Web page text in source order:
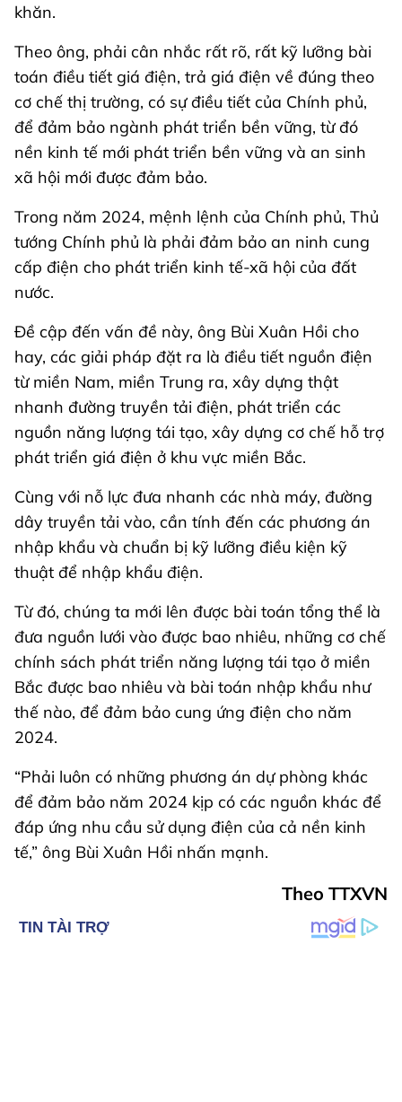
khăn.
Theo ông, phải cân nhắc rất rõ, rất kỹ lưỡng bài
toán điều tiết giá điện, trả giá điện về đúng theo
cơ chế thị trường, có sự điều tiết của Chính phủ,
để đảm bảo ngành phát triển bền vững, từ đó
nền kinh tế mới phát triển bền vững và an sinh
xã hội mới được đảm bảo.
Trong năm 2024, mệnh lệnh của Chính phủ, Thủ
tướng Chính phủ là phải đảm bảo an ninh cung
cấp điện cho phát triển kinh tế-xã hội của đất
nước.
Đề cập đến vấn đề này, ông Bùi Xuân Hồi cho
hay, các giải pháp đặt ra là điều tiết nguồn điện
từ miền Nam, miền Trung ra, xây dựng thật
nhanh đường truyền tải điện, phát triển các
nguồn năng lượng tái tạo, xây dựng cơ chế hỗ trợ
phát triển giá điện ở khu vực miền Bắc.
Cùng với nỗ lực đưa nhanh các nhà máy, đường
dây truyền tải vào, cần tính đến các phương án
nhập khẩu và chuẩn bị kỹ lưỡng điều kiện kỹ
thuật để nhập khẩu điện.
Từ đó, chúng ta mới lên được bài toán tổng thể là
đưa nguồn lưới vào được bao nhiêu, những cơ chế
chính sách phát triển năng lượng tái tạo ở miền
Bắc được bao nhiêu và bài toán nhập khẩu như
thế nào, để đảm bảo cung ứng điện cho năm
2024.
“Phải luôn có những phương án dự phòng khác
để đảm bảo năm 2024 kịp có các nguồn khác để
đáp ứng nhu cầu sử dụng điện của cả nền kinh
tế,” ông Bùi Xuân Hồi nhấn mạnh.
Theo TTXVN